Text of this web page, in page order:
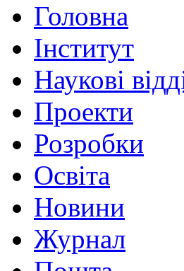
Головна
Інститут
Наукові
Проекти
Розробки
Освіта
Новини
Журнал